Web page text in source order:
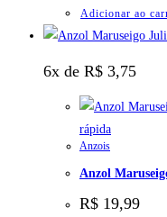
Adicionar ao
6x de R$ 3,75
rápida
Anzois
Anzol
R$ 19,99